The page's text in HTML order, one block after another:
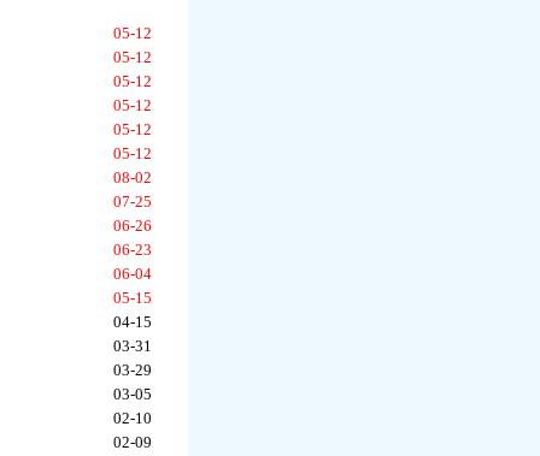
05-12
05-12
05-12
05-12
05-12
05-12
08-02
07-25
06-26
06-23
06-04
05-15
04-15
03-31
03-29
03-05
02-10
02-09